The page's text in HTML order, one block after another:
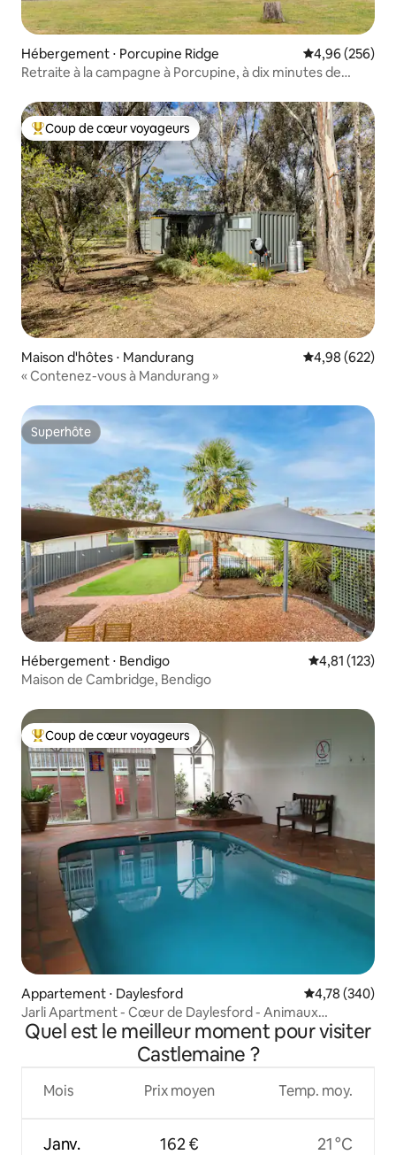
Hébergement ⋅ Porcupine Ridge Évaluation
4,96 (256)
Retraite à la campagne à Porcupine, à dix minutes de
Coups de cœur voyageurs les plus appréciés
Coup de cœur voyageurs
Maison d'hôtes ⋅ Mandurang Évaluation
4,98 (622)
« Contenez-vous à Mandurang »
Superhôte
Superhôte
Hébergement ⋅ Bendigo Évaluation
4,81 (123)
Maison de Cambridge, Bendigo
Coups de cœur voyageurs les plus appréciés
Coup de cœur voyageurs
Appartement ⋅ Daylesford Évaluation
4,78 (340)
Jarli Apartment - Cœur de Daylesford - Animaux
acceptés
Quel est le meilleur moment pour visiter
Castlemaine ?
Mois
Janv.
Prix moyen
162 €
Temp. moy.
21 °C